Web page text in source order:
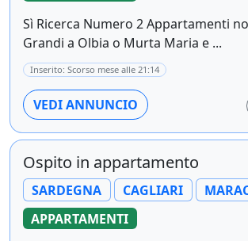
Sì Ricerca Numero 2 Appartamenti
Grandi a Olbia o Murta Maria e ...
Inserito: Scorso mese alle 21:14
VEDI ANNUNCIO
Ospito in appartamento
SARDEGNA CAGLIARI
APPARTAMENTI